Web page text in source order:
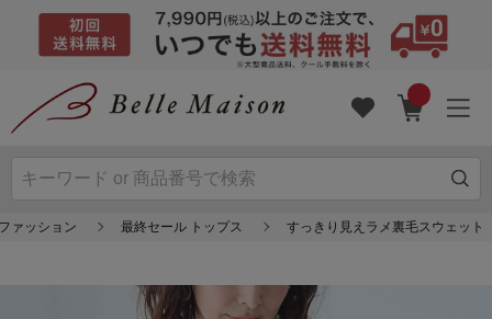
ァッション 最終セール トップス すっきり見えラメ裏毛スウェット